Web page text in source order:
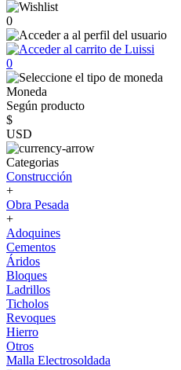
0
0
Moneda
Según producto
$
USD
Categorias
Construcción
+
Obra Pesada
+
Adoquines
Cementos
Áridos
Bloques
Ladrillos
Ticholos
Revoques
Hierro
Otros
Malla Electrosoldada